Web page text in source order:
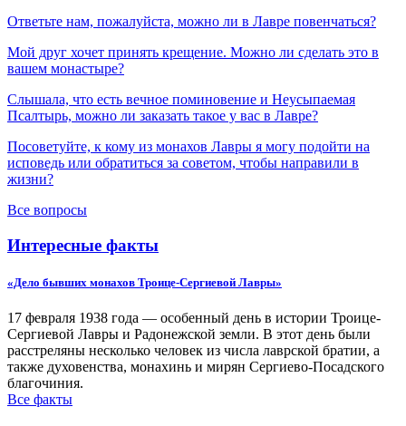
Ответьте нам, пожалуйста, можно ли в Лавре повенчаться?
Мой друг хочет принять крещение. Можно ли сделать это в
вашем монастыре?
Слышала, что есть вечное поминовение и Неусыпаемая
Псалтырь, можно ли заказать такое у вас в Лавре?
Посоветуйте, к кому из монахов Лавры я могу подойти на
исповедь или обратиться за советом, чтобы направили в
жизни?
Все вопросы
Интересные факты
«Дело бывших монахов Троице-Сергиевой Лавры»
17 февраля 1938 года — особенный день в истории Троице-
Сергиевой Лавры и Радонежской земли. В этот день были
расстреляны несколько человек из числа лаврской братии, а
также духовенства, монахинь и мирян Сергиево-Посадского
благочиния.
Все факты